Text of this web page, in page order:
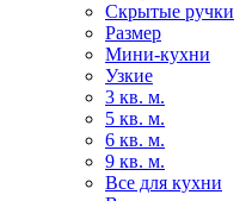
Скрытые ручки
Размер
Мини-кухни
Узкие
3 кв. м.
5 кв. м.
6 кв. м.
9 кв. м.
Все для кухни